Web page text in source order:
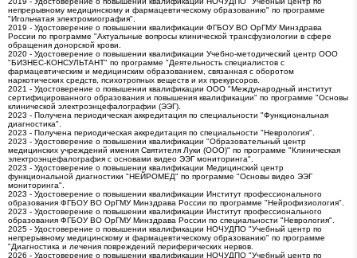
непрерывному медицинскому и фармацевтическому образованию" по программе
"Игольчатая электромиография".
2019 - Удостоверение о повышении квалификации ФГБОУ ВО ОрГМУ Минздрава
России по программе "Актуальные вопросы клинической трансфузиологии в сфере
обращения донорской крови.
2020 - Удостоверение о повышении квалификации Учебно-методический центр ООО
"БИЗНЕС-КОНСУЛЬТАНТ" по программе "Деятельность специалистов с
фармацевтическим и медицинским образованием, связанная с оборотом
наркотических средств, психотропных веществ и их прекурсоров.
2021 - Удостоверение о повышении квалификации ООО "Международный институт
сертифицированного образования и повышения квалификации" по программе "Основы
клинической электроэнцефалографии (ЭЭГ).
2023 - Получена периодическая аккредитация по специальности "Функциональная
диагностика".
2023 - Получена периодическая аккредитация по специальности "Неврология".
2023 - Удостоверение о повышении квалификации "Образовательный центр
медицинских учреждений имения Святителя Луки (ООО)" по программе "Клиническая
электроэнцефалография с основами видео ЭЭГ мониторинга".
2023 - Удостоверение о повышении квалификации Медицинский центр
функциональной диагностики "НЕЙРОМЕД" по программе "Основы видео ЭЭГ
мониторинга".
2023 - Удостоверение о повышении квалификации Институт профессионального
образования ФГБОУ ВО ОрГМУ Минздрава России по программе "Нейрофизиология".
2023 - Удостоверение о повышении квалификации Институт профессионального
образования ФГБОУ ВО ОрГМУ Минздрава России по специальности "Неврология".
2025 - Удостоверение о повышении квалификации НОЧУДПО "Учебный центр по
непрерывному медицинскому и фармацевтическому образованию" по программе
"Диагностика и лечения повреждений периферических нервов.
2026 - Удостоверение о повышении квалификации НОЧУДПО "Учебный центр по